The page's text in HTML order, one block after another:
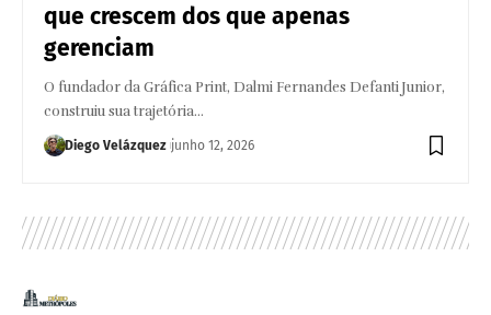
que crescem dos que apenas
gerenciam
O fundador da Gráfica Print, Dalmi Fernandes Defanti Junior,
construiu sua trajetória…
Diego Velázquez junho 12, 2026